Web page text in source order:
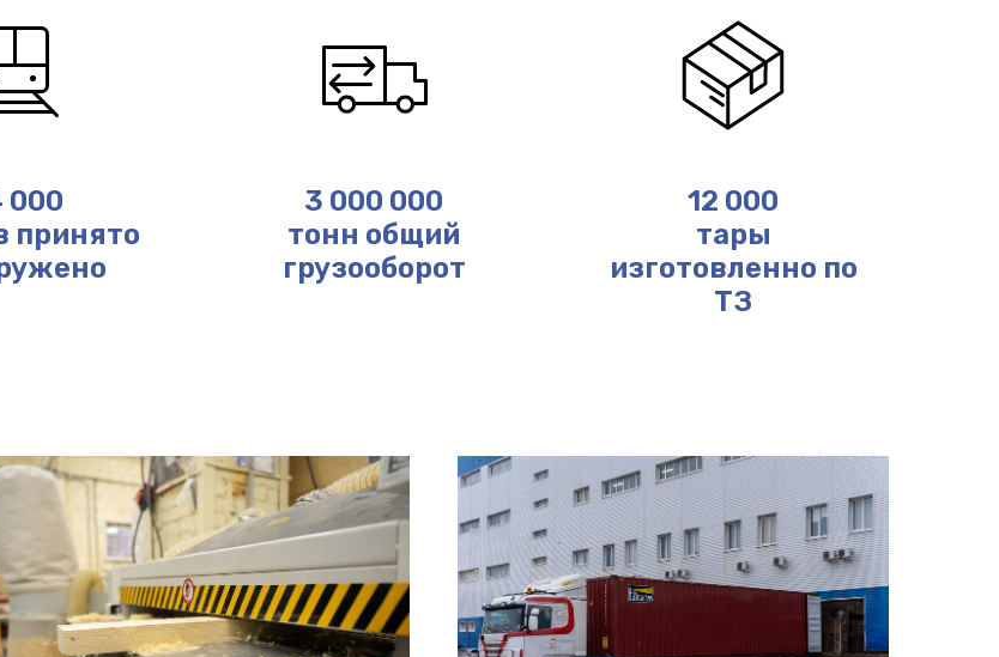
000
принято
3 000 000
тонн общий
грузооборот
12 000
тары
изготовленно по
ТЗ